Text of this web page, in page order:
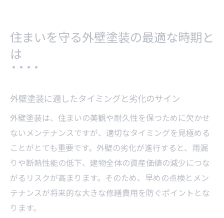
住まいを守る外壁塗装の最適な時期と
は
外壁塗装に適したタイミングと劣化のサイン
外壁塗装は、住まいの美観や耐久性を保つために欠かせ
ないメンテナンスですが、適切なタイミングを見極める
ことがとても重要です。外壁の劣化が進行すると、雨漏
りや断熱性能の低下、建物全体の資産価値の減少につな
がるリスクが高まります。そのため、早めの点検とメン
テナンスが将来的な大きな修繕費用を防ぐポイントとな
ります。